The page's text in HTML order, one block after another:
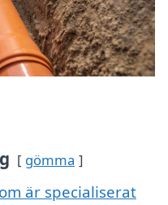
gömma
är specialiserat